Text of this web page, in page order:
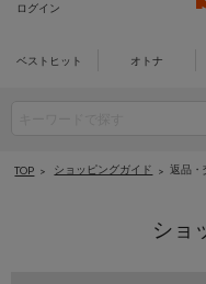
ログイン
ベストヒット オトナ
TOP ショッピングガイド 返品・
ショ